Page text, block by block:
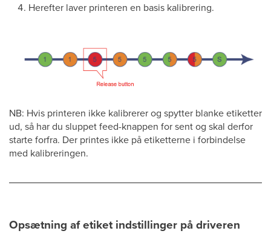
Herefter laver printeren en basis kalibrering.
NB: Hvis printeren ikke kalibrerer og spytter blanke etiketter
ud, så har du sluppet feed-knappen for sent og skal derfor
starte forfra. Der printes ikke på etiketterne i forbindelse
med kalibreringen.
Opsætning af etiket indstillinger på driveren